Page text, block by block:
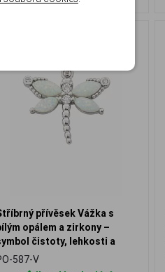
přívěsek Vážka s
opálem a zirkony –
čistoty, lehkosti a
harmonie
587-V